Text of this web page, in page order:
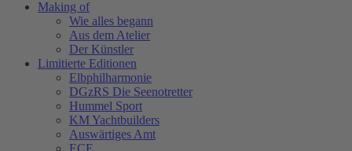
Making of
Wie alles begann
Aus dem Atelier
Der Künstler
Limitierte Editionen
Elbphilharmonie
DGzRS Die Seenotretter
Hummel Sport
KM Yachtbuilders
Auswärtiges Amt
ECE